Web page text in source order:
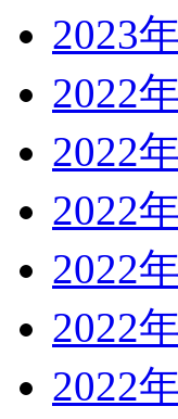
2023
2022
2022
2022
2022
2022
2022